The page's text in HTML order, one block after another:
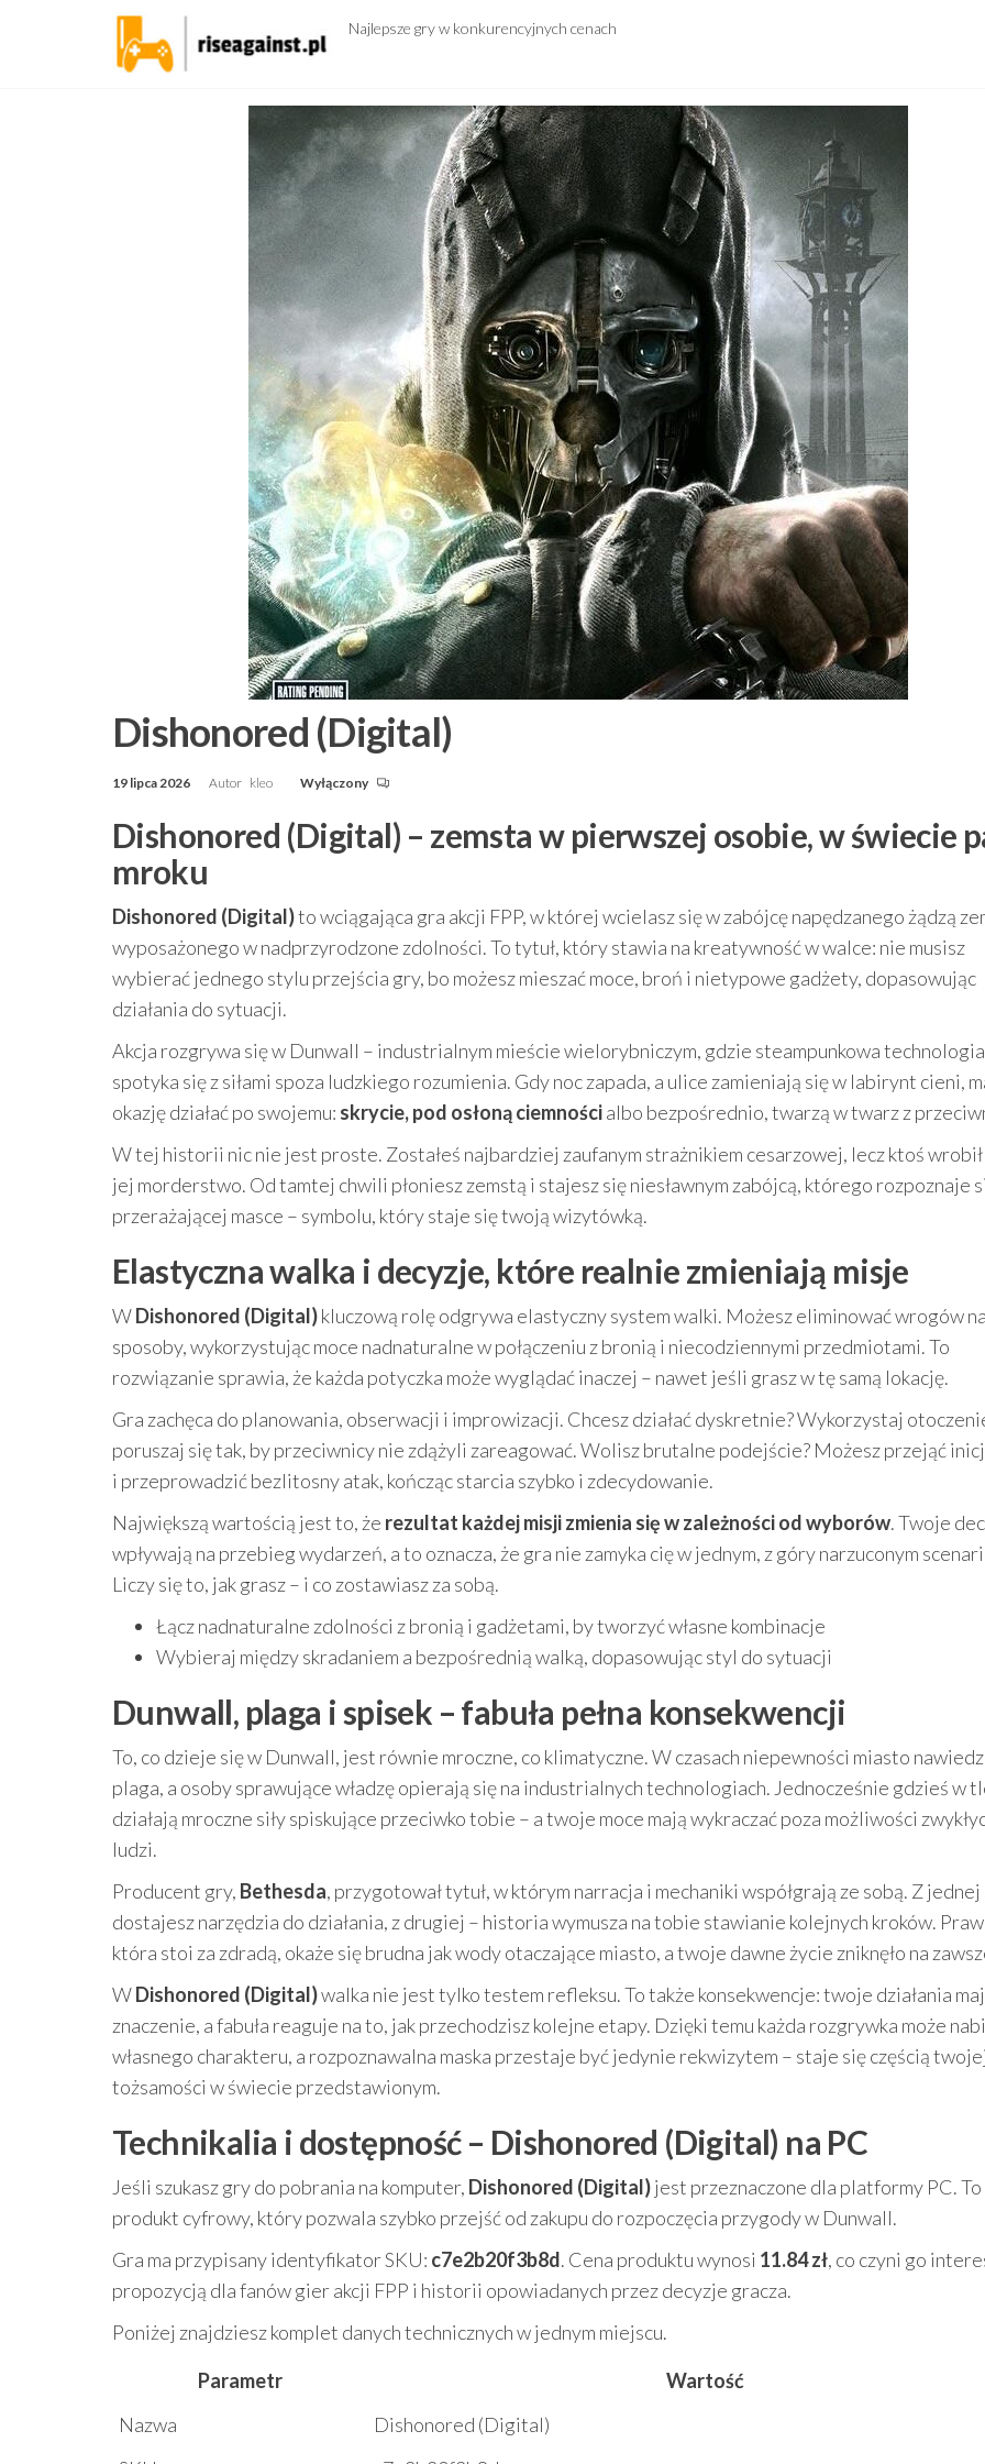
Najlepsze gry w konkurencyjnych cenach
Dishonored (Digital)
19 lipca 2026 Autor kleo Wyłączony
Dishonored (Digital) – zemsta w pierwszej osobie, w świecie
mroku
Dishonored (Digital)to wciągająca gra akcji FPP, w której wcielasz się w zabójcę napędzanego żądzą
wyposażonego w nadprzyrodzone zdolności. To tytuł, który stawia na kreatywność w walce: nie musisz
wybierać jednego stylu przejścia gry, bo możesz mieszać moce, broń i nietypowe gadżety, dopasowując
działania do sytuacji.
Akcja rozgrywa się w Dunwall – industrialnym mieście wielorybniczym, gdzie steampunkowa technologia
spotyka się z siłami spoza ludzkiego rozumienia. Gdy noc zapada, a ulice zamieniają się w labirynt cieni,
okazję działać po swojemu: skrycie, pod osłoną ciemnościalbo bezpośrednio, twarzą w twarz z
W tej historii nic nie jest proste. Zostałeś najbardziej zaufanym strażnikiem cesarzowej, lecz ktoś wrobił
jej morderstwo. Od tamtej chwili płoniesz zemstą i stajesz się niesławnym zabójcą, którego rozpoznaje
przerażającej masce – symbolu, który staje się twoją wizytówką.
Elastyczna walka i decyzje, które realnie zmieniają misje
WDishonored (Digital)kluczową rolę odgrywa elastyczny system walki. Możesz eliminować wrogów
sposoby, wykorzystując moce nadnaturalne w połączeniu z bronią i niecodziennymi przedmiotami. To
rozwiązanie sprawia, że każda potyczka może wyglądać inaczej – nawet jeśli grasz w tę samą lokację.
Gra zachęca do planowania, obserwacji i improwizacji. Chcesz działać dyskretnie? Wykorzystaj
poruszaj się tak, by przeciwnicy nie zdążyli zareagować. Wolisz brutalne podejście? Możesz przejąć
i przeprowadzić bezlitosny atak, kończąc starcia szybko i zdecydowanie.
Największą wartością jest to, że rezultat każdej misji zmienia się w zależności od wyborów. Twoje
wpływają na przebieg wydarzeń, a to oznacza, że gra nie zamyka cię w jednym, z góry narzuconym
Liczy się to, jak grasz – i co zostawiasz za sobą.
Łącz nadnaturalne zdolności z bronią i gadżetami, by tworzyć własne kombinacje
Wybieraj między skradaniem a bezpośrednią walką, dopasowując styl do sytuacji
Dunwall, plaga i spisek – fabuła pełna konsekwencji
To, co dzieje się w Dunwall, jest równie mroczne, co klimatyczne. W czasach niepewności miasto
plaga, a osoby sprawujące władzę opierają się na industrialnych technologiach. Jednocześnie gdzieś w
działają mroczne siły spiskujące przeciwko tobie – a twoje moce mają wykraczać poza możliwości
ludzi.
Producent gry, Bethesda, przygotował tytuł, w którym narracja i mechaniki współgrają ze sobą. Z
dostajesz narzędzia do działania, z drugiej – historia wymusza na tobie stawianie kolejnych kroków.
która stoi za zdradą, okaże się brudna jak wody otaczające miasto, a twoje dawne życie zniknęło na
WDishonored (Digital)walka nie jest tylko testem refleksu. To także konsekwencje: twoje działania
znaczenie, a fabuła reaguje na to, jak przechodzisz kolejne etapy. Dzięki temu każda rozgrywka może
własnego charakteru, a rozpoznawalna maska przestaje być jedynie rekwizytem – staje się częścią twojej
tożsamości w świecie przedstawionym.
Technikalia i dostępność – Dishonored (Digital) na PC
Jeśli szukasz gry do pobrania na komputer, Dishonored (Digital)jest przeznaczone dla platformy PC. To
produkt cyfrowy, który pozwala szybko przejść od zakupu do rozpoczęcia przygody w Dunwall.
Gra ma przypisany identyfikator SKU: c7e2b20f3b8d. Cena produktu wynosi 11.84 zł, co czyni go
propozycją dla fanów gier akcji FPP i historii opowiadanych przez decyzje gracza.
Poniżej znajdziesz komplet danych technicznych w jednym miejscu.
Parametr
Wartość
Nazwa
Dishonored (Digital)